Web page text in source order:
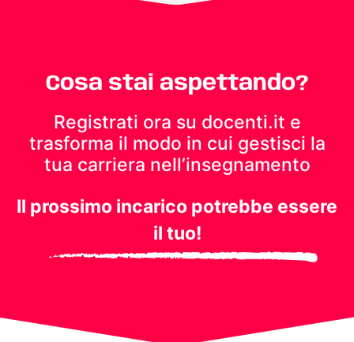
Cosa stai aspettando?
Registrati ora su docenti.it e
trasforma il modo in cui gestisci la
tua carriera nell’insegnamento
Il prossimo incarico potrebbe essere
il tuo!